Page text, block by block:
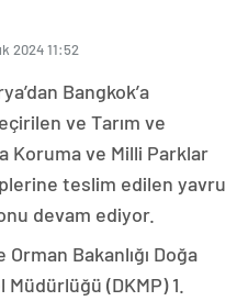
2024 11:52
Bangkok’a
ve Tarım ve
Koruma ve Milli Parklar
teslim edilen yavru
devam ediyor.
Bakanlığı Doğa
(DKMP) 1.